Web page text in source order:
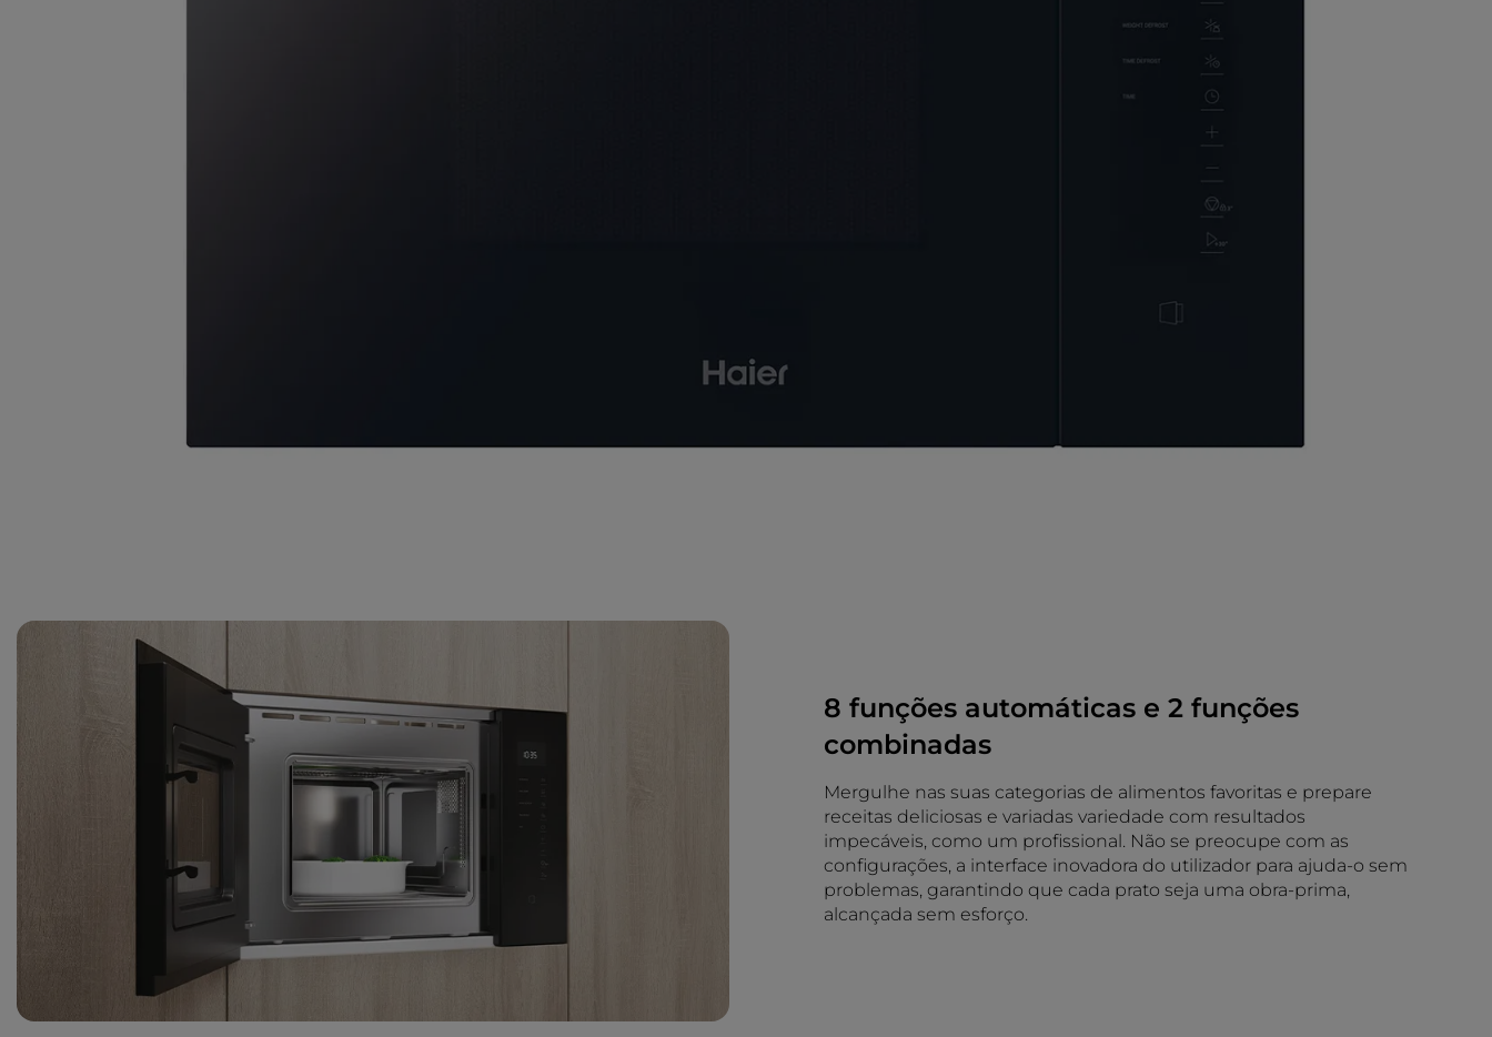
8 funções automáticas e 2 funções
combinadas
Mergulhe nas suas categorias de alimentos favoritas e prepare
receitas deliciosas e variadas variedade com resultados
impecáveis, como um profissional. Não se preocupe com as
configurações, a interface inovadora do utilizador para ajuda-o sem
problemas, garantindo que cada prato seja uma obra-prima,
alcançada sem esforço.